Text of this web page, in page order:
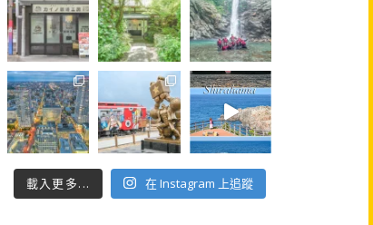
載入更多... 在 Instagram 上追蹤